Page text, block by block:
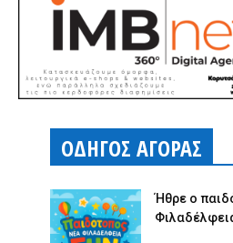
ΟΔΗΓΟΣ ΑΓΟΡΑΣ
Ήθρε ο